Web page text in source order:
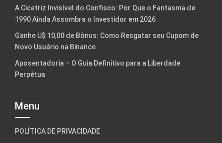
A Cicatriz Invisível do Confisco: Por Que o Fantasma de
1990 Ainda Assombra o Investidor em 2026
Ganhe U$ 10,00 de Bônus: Como Resgatar seu Cupom de
Novo Usuário na Binance
Aposentadoria – O Guia Definitivo para a Liberdade
Perpétua
Menu
POLÍTICA DE PRIVACIDADE